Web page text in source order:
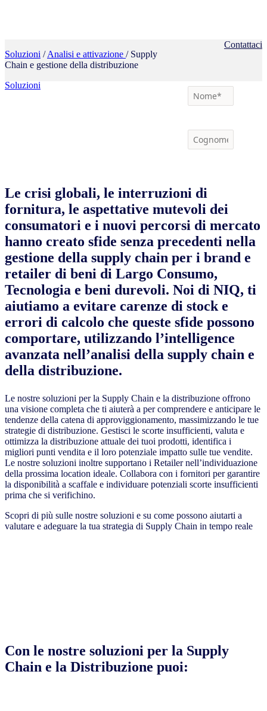
Soluzioni /Analisi e attivazione / Supply
Chain e gestione della distribuzione
Soluzioni
Contattaci
Le crisi globali, le interruzioni di
fornitura, le aspettative mutevoli dei
consumatori e i nuovi percorsi di mercato
hanno creato sfide senza precedenti nella
gestione della supply chain per i brand e
retailer di beni di Largo Consumo,
Tecnologia e beni durevoli. Noi di NIQ, ti
aiutiamo a evitare carenze di stock e
errori di calcolo che queste sfide possono
comportare, utilizzando l’intelligence
avanzata nell’analisi della supply chain e
della distribuzione.
Le nostre soluzioni per la Supply Chain e la distribuzione offrono
una visione completa che ti aiuterà a per comprendere e anticipare le
tendenze della catena di approviggionamento, massimizzando le tue
strategie di distribuzione. Gestisci le scorte insufficienti, valuta e
ottimizza la distribuzione attuale dei tuoi prodotti, identifica i
migliori punti vendita e il loro potenziale impatto sulle tue vendite.
Le nostre soluzioni inoltre supportano i Retailer nell’individuazione
della prossima location ideale. Collabora con i fornitori per garantire
la disponibilità a scaffale e individuare potenziali scorte insufficienti
prima che si verifichino.
Scopri di più sulle nostre soluzioni e su come possono aiutarti a
valutare e adeguare la tua strategia di Supply Chain in tempo reale
Con le nostre soluzioni per la Supply
Chain e la Distribuzione puoi: